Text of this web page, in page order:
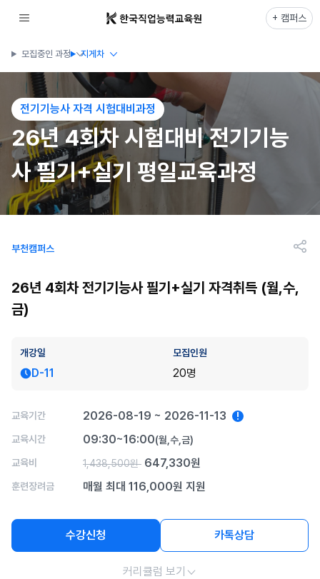
+ 캠퍼스
모집중인 과정 지게차
전기기능사 자격 시험대비과정
26년 4회차 시험대비 전기기능
사 필기+실기 평일교육과정
부천캠퍼스
26년 4회차 전기기능사 필기+실기 자격취득 (월,수,
금)
개강일
D-11
모집인원
20명
교육기간 2026-08-19 ~ 2026-11-13
!
교육시간
09:30~16:00(월,수,금)
교육비
1,438,500원 647,330원
훈련장려금 매월 최대 116,000원 지원
수강신청 카톡상담
커리큘럼 보기